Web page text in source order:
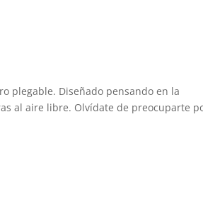
plegable. Diseñado pensando en la
al aire libre. Olvídate de preocuparte